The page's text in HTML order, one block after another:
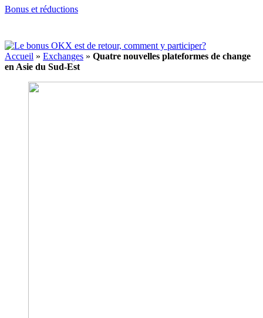
Bonus et réductions
Accueil » Exchanges » Quatre nouvelles plateformes de change
en Asie du Sud-Est